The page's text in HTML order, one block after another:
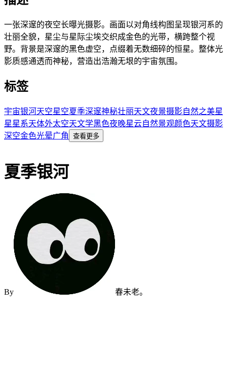
一张深邃的夜空长曝光摄影。画面以对角线构图呈现银河系的
壮丽全貌，星尘与星际尘埃交织成金色的光带，横跨整个视
野。背景是深邃的黑色虚空，点缀着无数细碎的恒星。整体光
影质感通透而神秘，营造出浩瀚无垠的宇宙氛围。
标签
宇宙银河天空星空夏季深邃神秘壮丽天文夜景摄影自然之美星
星星系天体外太空天文学黑色夜晚星云自然景观颜色天文摄影
深空金色光晕广角 查看更多
夏季银河
By 春未老。